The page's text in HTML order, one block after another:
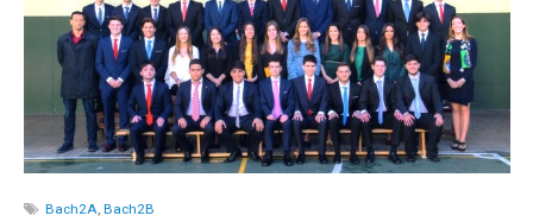
Bach2A,Bach2B